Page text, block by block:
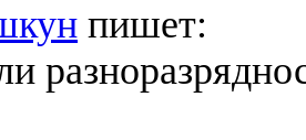
пишет: